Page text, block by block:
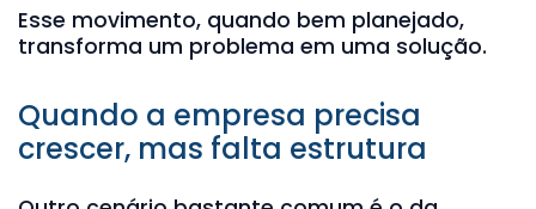
Esse movimento, quando bem planejado,
transforma um problema em uma solução.
Quando a empresa precisa
crescer, mas falta estrutura